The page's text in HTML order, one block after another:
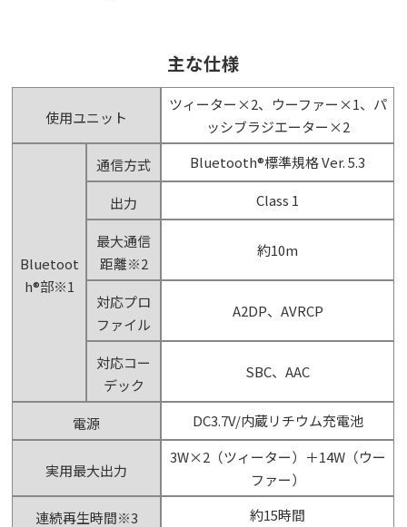
主な仕様
使用ユニット
ツィーター×2、ウーファー×1、パ
ッシブラジエーター×2
Bluetoot
h®部※1
通信方式 Bluetooth®標準規格 Ver. 5.3
出力 Class 1
最大通信
距離※2
約10m
対応プロ
ファイル
A2DP、AVRCP
対応コー
デック
SBC、AAC
電源 DC3.7V/内蔵リチウム充電池
実用最大出力
3W×2（ツィーター）＋14W（ウー
ファー）
連続再生時間※3 約15時間